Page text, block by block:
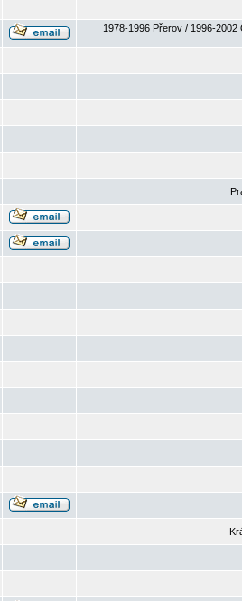
1978-1996 Přerov / 1996-2002